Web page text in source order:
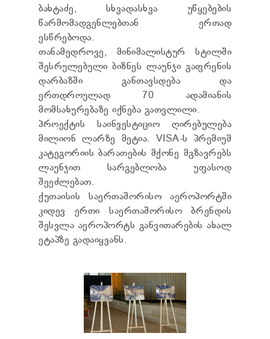
TENDERS
REPORT TO BE SUBMITTED TO PRESIDENT AND
REQUEST OF PUBLIC INFORMATION
PERSONAL DATA PROTECTION OFFICER
LEGAL DECISIONS
APPEAL RULES
ბახტაძე, სხვადასხვა უწყებების
წარმომადგენლებთან ერთად
ესწრებოდა.
თანამედროვე, მინიმალისტურ სტილში
შესრულებული ბიზნეს ლაუნჯი გაფრენის
დარბაზში განთავსდება და
ერთდროულად 70 ადამიანის
მომსახურებაზე იქნება გათვლილი.
პროექტის საინვესტიციო ღირებულება
მილიონ ლარზე მეტია. VISA-ს პრემიუმ
კატეგორიის ბარათების მქონე მგზავრებს
ლაუნჯით სარგებლობა უფასოდ
შეეძლებათ.
ქუთაისის საერთაშორისო აეროპორტში
კიდევ ერთი საერთაშორისო ბრენდის
შესვლა აეროპორტს განვითარების ახალ
ეტაპზე გადაიყვანს.